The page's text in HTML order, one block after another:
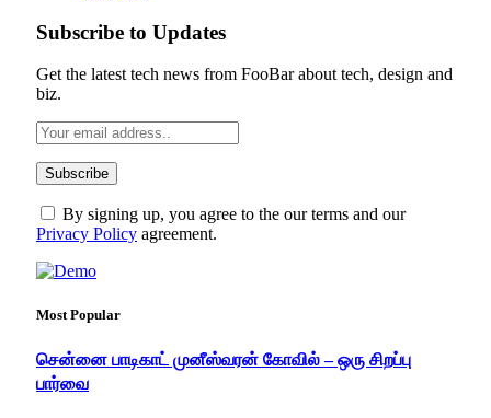
Subscribe to Updates
Get the latest tech news from FooBar about tech, design and
biz.
By signing up, you agree to the our terms and our
Privacy Policy agreement.
Most Popular
சென்னை பாடிகாட் முனீஸ்வரன் கோவில் – ஒரு சிறப்பு
பார்வை